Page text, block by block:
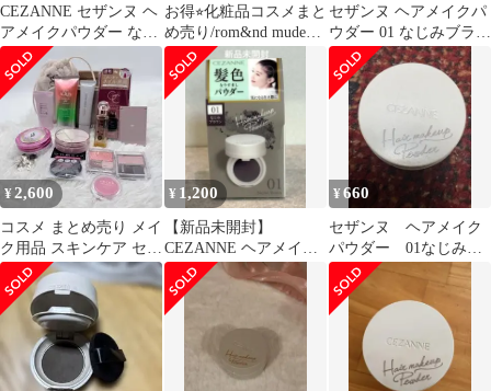
CEZANNE セザンヌ ヘ
アメイクパウダー なじ
みブラウン
お得⭐︎化粧品コスメまと
め売り/rom&nd mude
AMUSE CEZANNE
セザンヌ ヘアメイクパ
ウダー 01 なじみブラウ
ン
¥2,600
コスメ まとめ売り メイ
ク用品 スキンケア セッ
ト
¥ 1,200
【新品未開封】
CEZANNE ヘアメイク
パウダー 01 なじみブラ
ウン
¥660
セザンヌ ヘアメイク
パウダー 01なじみブ
ラウン